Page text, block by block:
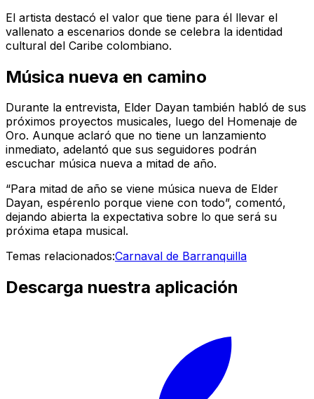
El artista destacó el valor que tiene para él llevar el
vallenato a escenarios donde se celebra la identidad
cultural del Caribe colombiano.
Música nueva en camino
Durante la entrevista, Elder Dayan también habló de sus
próximos proyectos musicales, luego del Homenaje de
Oro. Aunque aclaró que no tiene un lanzamiento
inmediato, adelantó que sus seguidores podrán
escuchar música nueva a mitad de año.
“Para mitad de año se viene música nueva de Elder
Dayan, espérenlo porque viene con todo”, comentó,
dejando abierta la expectativa sobre lo que será su
próxima etapa musical.
Temas relacionados:Carnaval de Barranquilla
Descarga nuestra aplicación